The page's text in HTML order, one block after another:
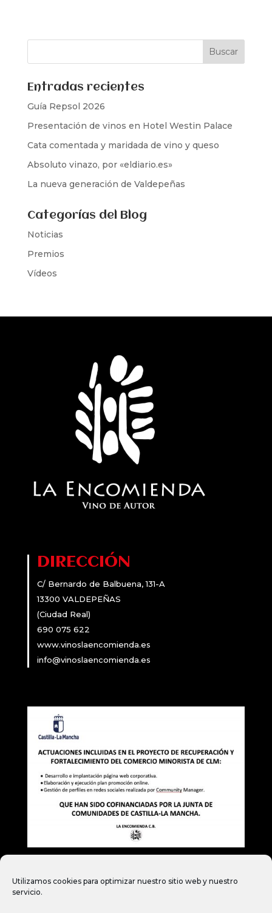
Utilizamos cookies para optimizar nuestro sitio web y nuestro
servicio.
Entradas recientes
Guía Repsol 2026
Presentación de vinos en Hotel Westin Palace
Cata comentada y maridada de vino y queso
Absoluto vinazo, por «eldiario.es»
La nueva generación de Valdepeñas
Categorías del Blog
Noticias
Premios
Vídeos
DIRECCIÓN
C/ Bernardo de Balbuena, 131-A
13300 VALDEPEÑAS
(Ciudad Real)
690 075 622
www.vinoslaencomienda.es
info@vinoslaencomienda.es